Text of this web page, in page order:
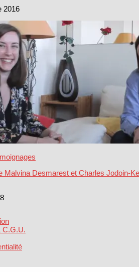
2016
Malvina Desmarest et Charles Jodoin-
C.G.U.